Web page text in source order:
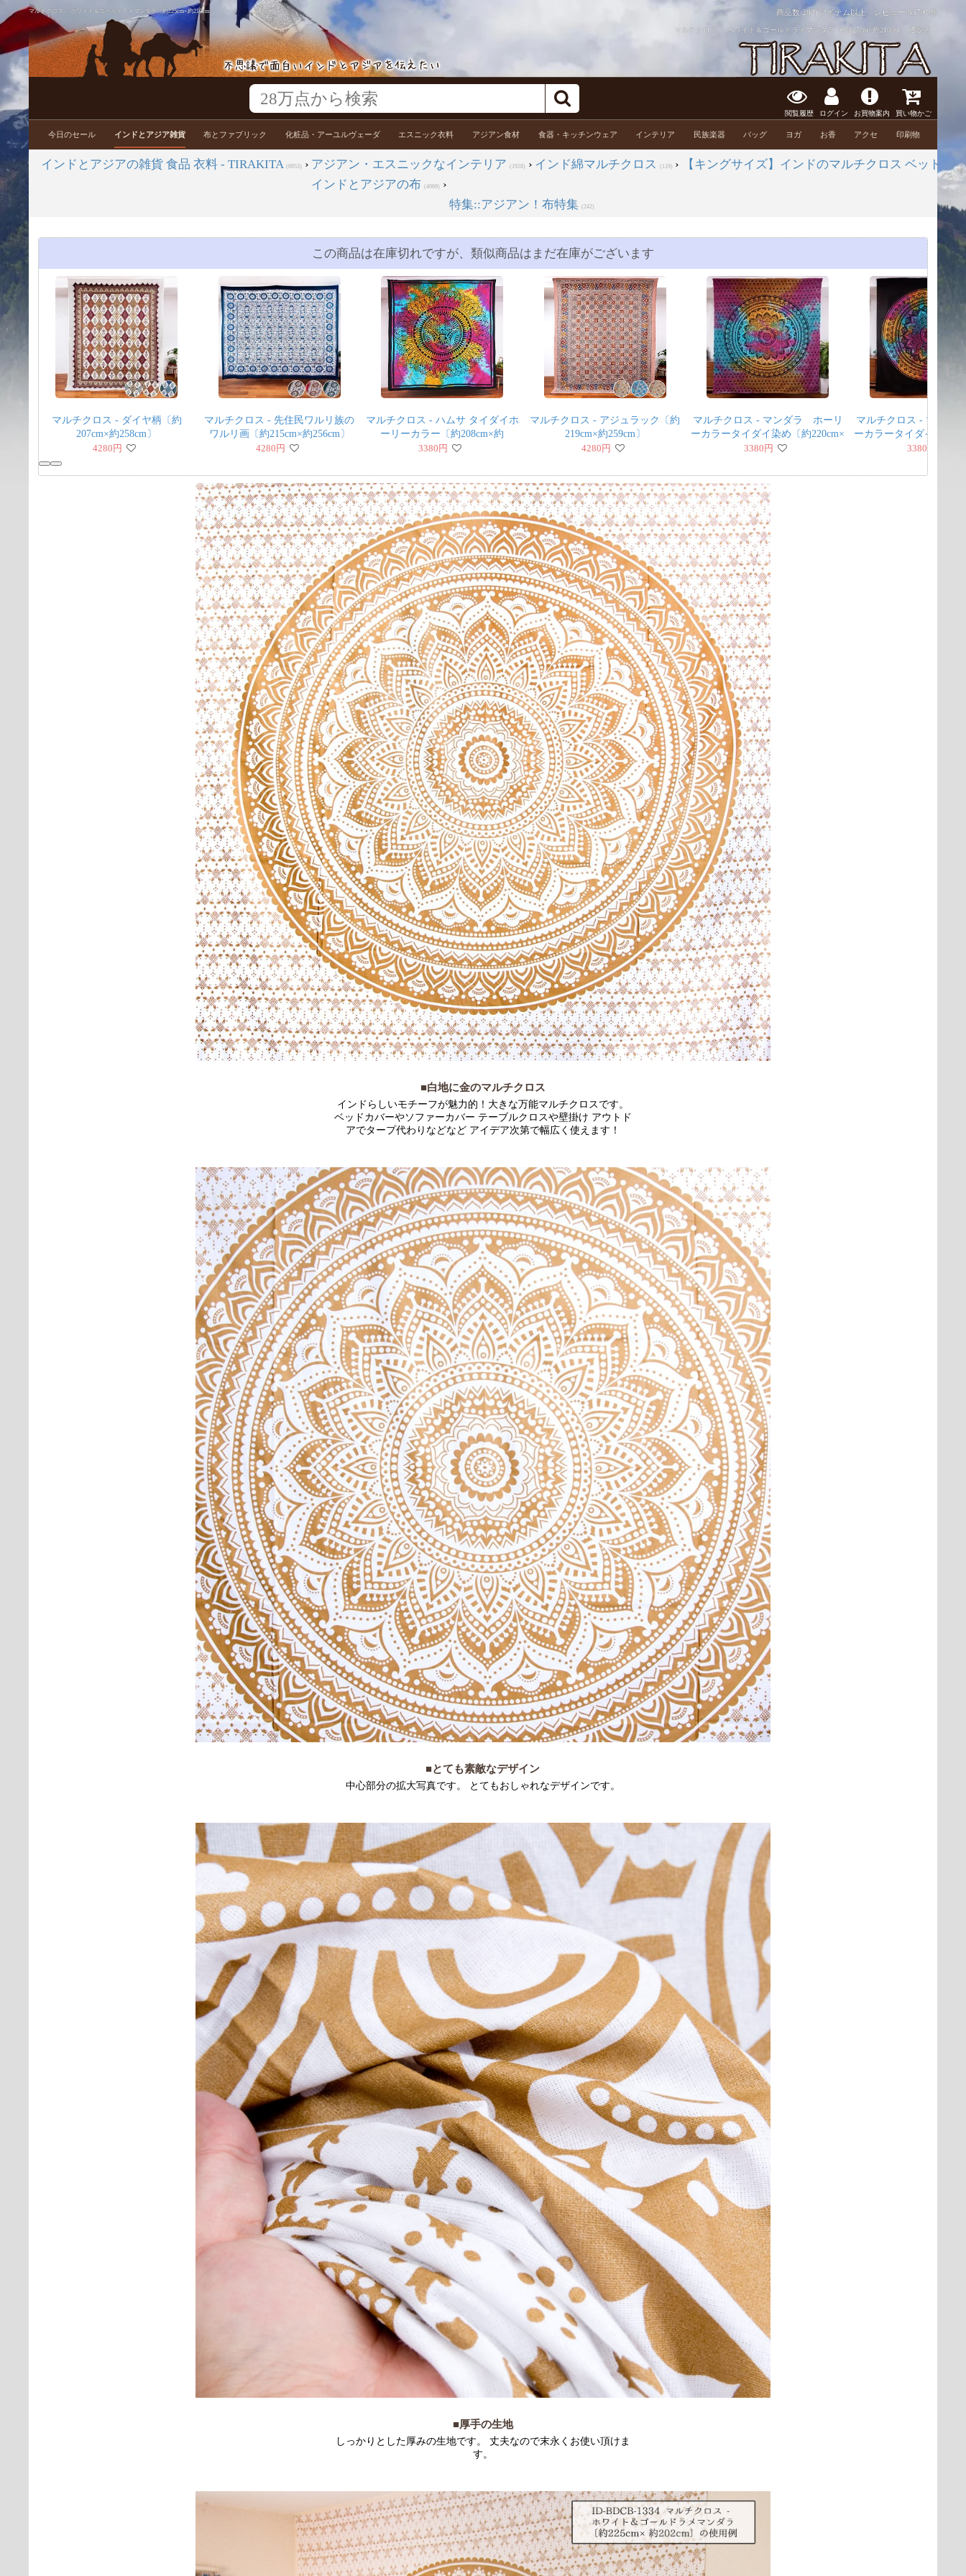
マルチクロス ホワイト＆ゴールドラメマンダラ〔約225cm×約210cm〕 商品数:28万アイテム以上 レビュー:83791件
マルチクロス ホワイト＆ゴールドラメマンダラ〔約225cm×約210cm〕 通販店
閲覧履歴 ログイン お買物案内 買い物かご
今日のセール インドとアジア雑貨 布とファブリック 化粧品・アーユルヴェーダ エスニック衣料 アジアン食材 食器・キッチンウェア インテリア 民族楽器 バッグ ヨガ お香 アクセ 印刷物
インドとアジアの雑貨 食品 衣料 - TIRAKITA (6953) › アジアン・エスニックなインテリア (1928) › インド綿マルチクロス (119) ›
【キングサイズ】インドのマルチクロス ベッドカ
インドとアジアの布 (4069)
›
特集::アジアン！布特集 (242)
この商品は在庫切れですが、類似商品はまだ在庫がございます
マルチクロス - ダイヤ柄〔約
207cm×約258cm〕
4280 円
マルチクロス - 先住民ワルリ族の
ワルリ画〔約215cm×約256cm〕
4280 円
マルチクロス - ハムサ タイダイホ
ーリーカラー〔約208cm×約
218cm〕
3380 円
マルチクロス - アジュラック〔約
219cm×約259cm〕
4280 円
マルチクロス - マンダラ ホーリ
ーカラータイダイ染め〔約220cm×
約202cm〕
3380 円
マルチクロス - マンダ
ーカラータイダイ染め〔
約205cm〕
3380円
■白地に金のマルチクロス
インドらしいモチーフが魅力的！大きな万能マルチクロスです。
ベッドカバーやソファーカバー テーブルクロスや壁掛け アウトド
アでタープ代わりなどなど アイデア次第で幅広く使えます！
■とても素敵なデザイン
中心部分の拡大写真です。 とてもおしゃれなデザインです。
■厚手の生地
しっかりとした厚みの生地です。 丈夫なので末永くお使い頂けま
す。